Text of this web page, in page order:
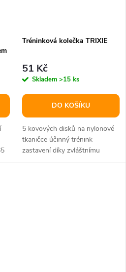
Tréninková kolečka TRIXIE
51 Kč
Skladem >15 ks
DO KOŠÍKU
5 kovových disků na nylonové
tkaničce účinný trénink
zastavení díky zvláštnímu
zvukovému signálu včetně